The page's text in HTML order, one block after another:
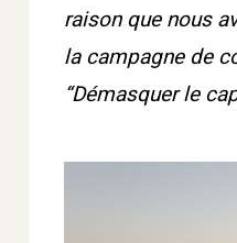
raison que nous
la campagne de
“Démasquer le